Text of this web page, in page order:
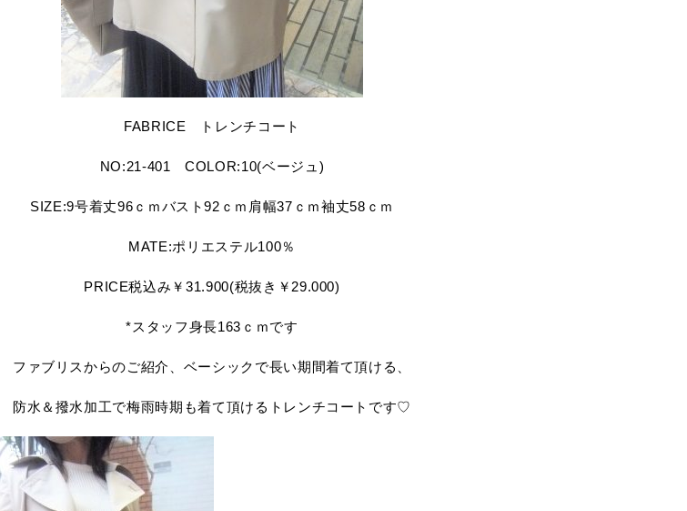
FABRICE トレンチコート
NO:21-401 COLOR:10(ベージュ)
SIZE:9号着丈96ｃｍバスト92ｃｍ肩幅37ｃｍ袖丈58ｃｍ
MATE:ポリエステル100％
PRICE税込み￥31.900(税抜き￥29.000)
*スタッフ身長163ｃｍです
ファブリスからのご紹介、ベーシックで長い期間着て頂ける、
防水＆撥水加工で梅雨時期も着て頂けるトレンチコートです♡